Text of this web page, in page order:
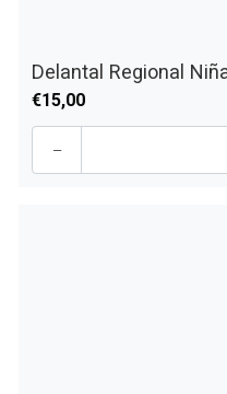
Delantal Regional
€15,00
-